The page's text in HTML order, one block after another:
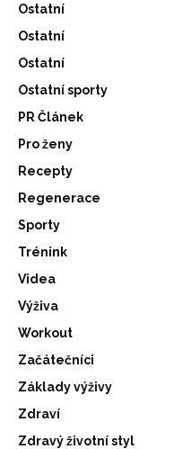
Ostatní
Ostatní
Ostatní
Ostatní sporty
PR Článek
Pro ženy
Recepty
Regenerace
Sporty
Trénink
Videa
Výživa
Workout
Začátečníci
Základy výživy
Zdraví
Zdravý životní styl